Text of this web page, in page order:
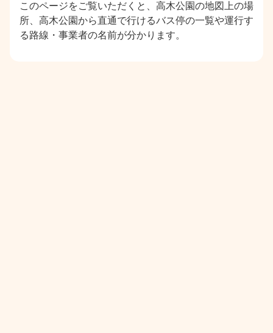
このページをご覧いただくと、高木公園の地図上の場
所、高木公園から直通で行けるバス停の一覧や運行す
る路線・事業者の名前が分かります。